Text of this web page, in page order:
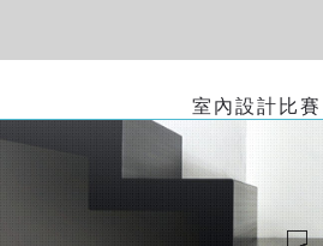
室內設計比賽